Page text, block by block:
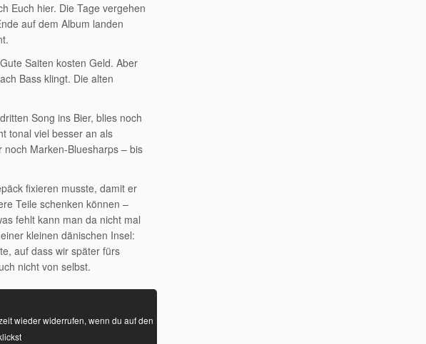
Euch hier. Die Tage vergehen
auf dem Album landen
Saiten kosten Geld. Aber
Bass klingt. Die alten
Song ins Bier, blies noch
tonal viel besser an als
Marken-Bluesharps – bis
fixieren musste, damit er
Teile schenken können –
fehlt kann man da nicht mal
kleinen dänischen Insel:
auf dass wir später fürs
nicht von selbst.
wieder widerrufen, wenn du auf den